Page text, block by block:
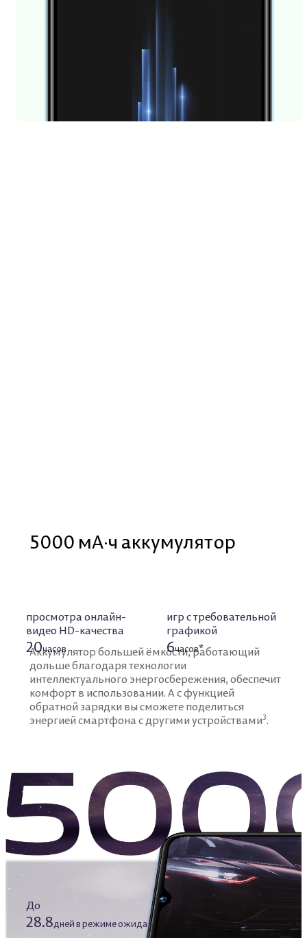
5000 мА·ч аккумулятор
Аккумулятор большей ёмкости, работающий
дольше благодаря технологии
интеллектуального энергосбережения, обеспечит
комфорт в использовании. А с функцией
обратной зарядки вы сможете поделиться
энергией смартфона с другими устройствами3.
просмотра онлайн-
видео HD-качества
20часов
игр с требовательной
графикой
6часов*
До
28.8дней в режиме ожидания